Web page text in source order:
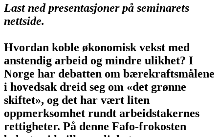
Last ned presentasjoner på seminarets
nettside.
Hvordan koble økonomisk vekst med
anstendig arbeid og mindre ulikhet? I
Norge har debatten om bærekraftsmålene
i hovedsak dreid seg om «det grønne
skiftet», og det har vært liten
oppmerksomhet rundt arbeidstakernes
rettigheter. På denne Fafo-frokosten